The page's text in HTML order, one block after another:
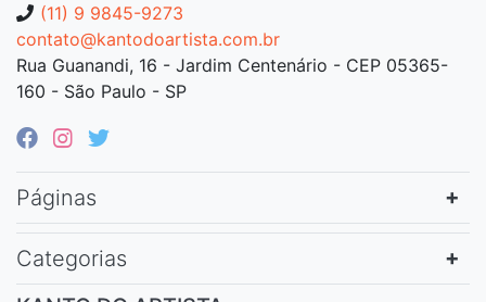
(11) 9 9845-9273
contato@kantodoartista.com.br
Rua Guanandi, 16 - Jardim Centenário - CEP 05365-
160 - São Paulo - SP
Páginas
Categorias